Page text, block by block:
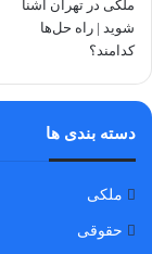
دسته بندی ها
ملکی
حقوقی